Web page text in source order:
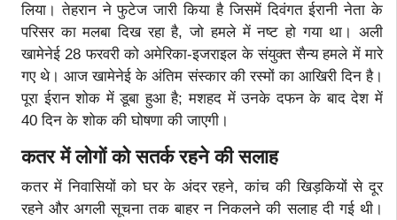
लिया। तेहरान ने फुटेज जारी किया है जिसमें दिवंगत ईरानी नेता के
परिसर का मलबा दिख रहा है, जो हमले में नष्ट हो गया था। अली
खामेनेई 28 फरवरी को अमेरिका-इजराइल के संयुक्त सैन्य हमले में मारे
गए थे। आज खामेनेई के अंतिम संस्कार की रस्मों का आखिरी दिन है।
पूरा ईरान शोक में डूबा हुआ है; मशहद में उनके दफन के बाद देश में
40 दिन के शोक की घोषणा की जाएगी।
कतर में लोगों को सतर्क रहने की सलाह
कतर में निवासियों को घर के अंदर रहने, कांच की खिड़कियों से दूर
रहने और अगली सूचना तक बाहर न निकलने की सलाह दी गई थी।